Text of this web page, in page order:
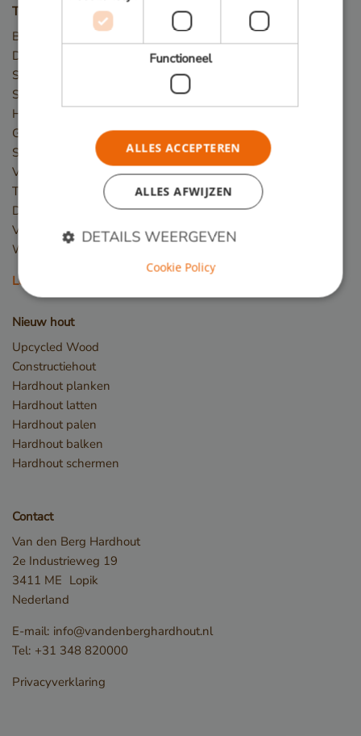
Toepassingen
Bruggen
Damwand / Beschoeiing
Straatmeubilair
Speeltoestellen
Hekwerk
Gevelbekleding
Steigers
Vlonder
Terras
Dakterras
Veranda
Winkelvloer en showroom
Lees meer
Nieuw hout
Upcycled Wood
Constructiehout
Hardhout planken
Hardhout latten
Hardhout palen
Hardhout balken
Hardhout schermen
Contact
Van den Berg Hardhout
2e Industrieweg 19
3411 ME Lopik
Nederland
E-mail: info@vandenberghardhout.nl
Tel: +31 348 820000
Privacyverklaring
Functioneel
ALLES ACCEPTEREN
ALLES AFWIJZEN
DETAILS WEERGEVEN
kernfunctionaliteiten van de website mogelijk, zoals
gebruikersaanmelding en accountbeheer. De
strikt noodzakelijke cookies.
__cf_bm
_GRECAPTCHA
Cookie Policy